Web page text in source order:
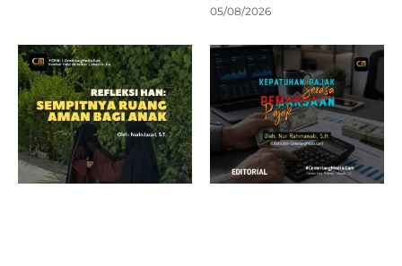
05/08/2026